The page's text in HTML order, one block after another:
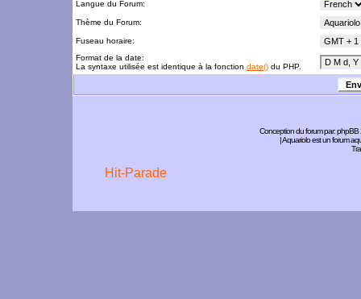
Langue du Forum:
Thème du Forum:
Fuseau horaire:
Format de la date:
La syntaxe utilisée est identique à la fonction date() du PHP.
Conception du forum par:phpBB
| Aquariolo est un forum